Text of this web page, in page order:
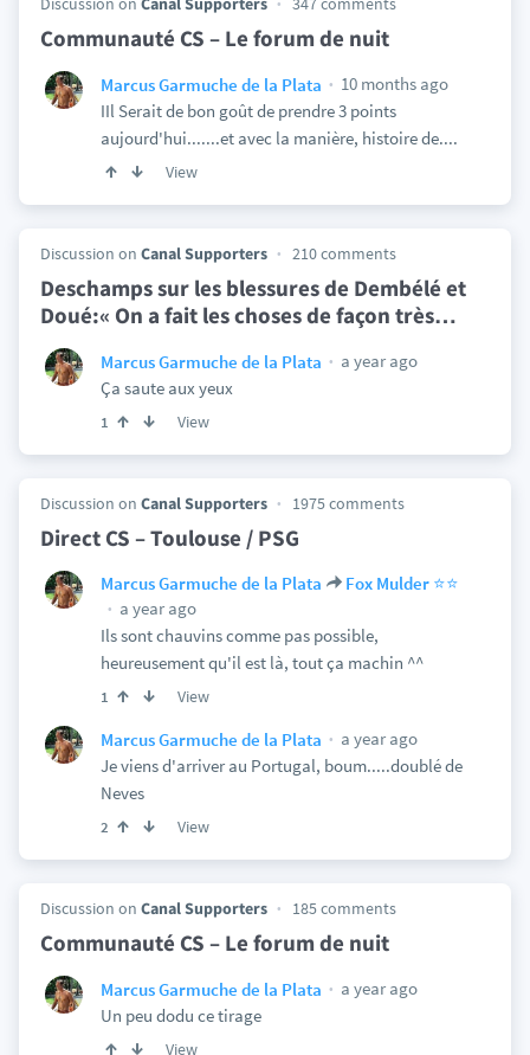
Communauté CS – Le forum de nuit
Marcus Garmuche de la Plata
10 months ago
IIl Serait de bon goût de prendre 3 points
aujourd'hui.......et avec la manière, histoire de....
View
Discussion on Canal Supporters 210 comments
Deschamps sur les blessures de Dembélé et
Doué:« On a fait les choses de façon très…
Marcus Garmuche de la Plata
a year ago
Ça saute aux yeux
1 View
Discussion on Canal Supporters 1975 comments
Direct CS – Toulouse / PSG
Marcus Garmuche de la Plata
Fox Mulder ⭐️⭐️
a year ago
Ils sont chauvins comme pas possible,
heureusement qu'il est là, tout ça machin ^^
1 View
Marcus Garmuche de la Plata
a year ago
Je viens d'arriver au Portugal, boum.....doublé de
Neves
2 View
Discussion on Canal Supporters 185 comments
Communauté CS – Le forum de nuit
Marcus Garmuche de la Plata
a year ago
Un peu dodu ce tirage
View